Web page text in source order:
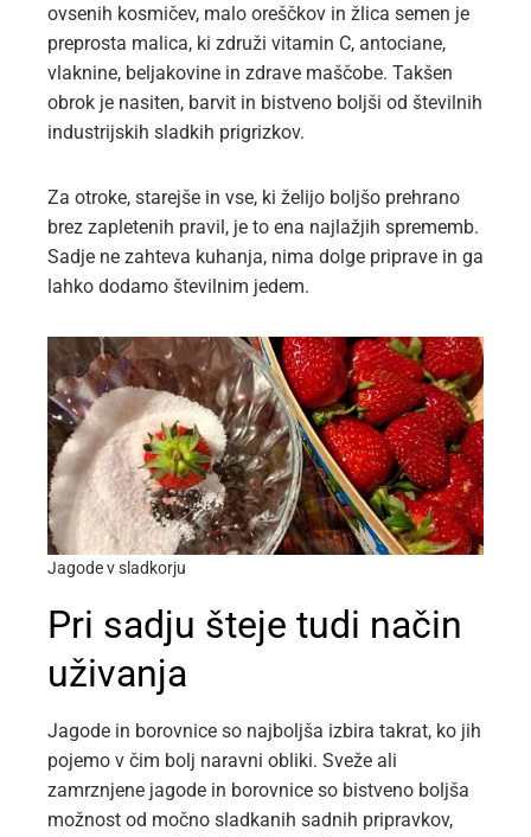
ovsenih kosmičev, malo oreščkov in žlica semen je
preprosta malica, ki združi vitamin C, antociane,
vlaknine, beljakovine in zdrave maščobe. Takšen
obrok je nasiten, barvit in bistveno boljši od številnih
industrijskih sladkih prigrizkov.
Za otroke, starejše in vse, ki želijo boljšo prehrano
brez zapletenih pravil, je to ena najlažjih sprememb.
Sadje ne zahteva kuhanja, nima dolge priprave in ga
lahko dodamo številnim jedem.
Jagode v sladkorju
Pri sadju šteje tudi način
uživanja
Jagode in borovnice so najboljša izbira takrat, ko jih
pojemo v čim bolj naravni obliki. Sveže ali
zamrznjene jagode in borovnice so bistveno boljša
možnost od močno sladkanih sadnih pripravkov,